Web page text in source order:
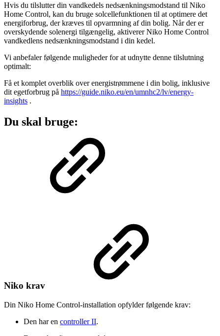
Hvis du tilslutter din vandkedels nedsænkningsmodstand til Niko
Home Control, kan du bruge solcellefunktionen til at optimere det
energiforbrug, der kræves til opvarmning af din bolig. Når der er
overskydende solenergi tilgængelig, aktiverer Niko Home Control
vandkedlens nedsænkningsmodstand i din kedel.
Vi anbefaler følgende muligheder for at udnytte denne tilslutning
optimalt:
Få et komplet overblik over energistrømmene i din bolig, inklusive
dit egetforbrug på https://guide.niko.eu/en/umnhc2/lv/energy-
insights .
Du skal bruge:
Niko krav
Din Niko Home Control-installation opfylder følgende krav:
Den har en controller II.